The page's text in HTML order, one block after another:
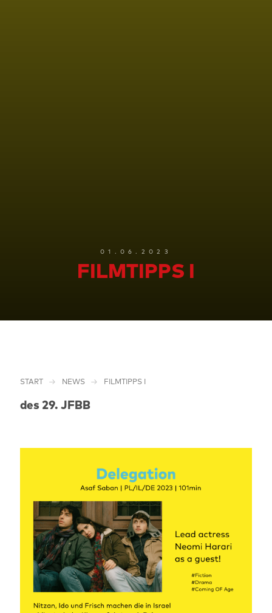
01.06.2023
FILMTIPPS I
START NEWS FILMTIPPS I
des 29. JFBB